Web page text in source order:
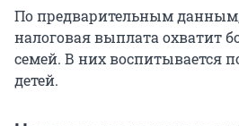
По предварительным
налоговая выплата охватит
семей. В них воспитывается
детей.